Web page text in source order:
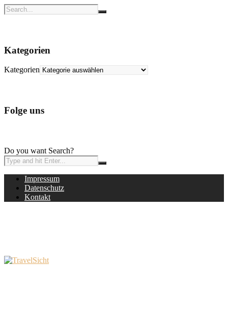
Kategorien
Kategorien
Folge uns
Do you want Search?
Impressum
Datenschutz
Kontakt